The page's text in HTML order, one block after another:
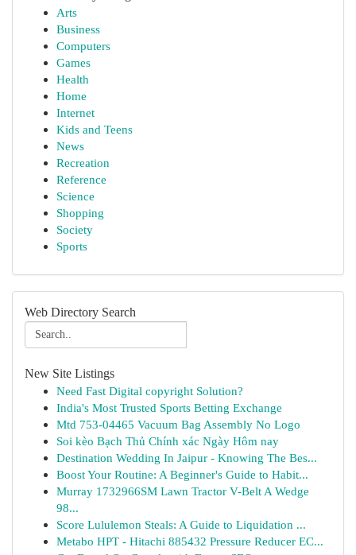
Arts
Business
Computers
Games
Health
Home
Internet
Kids and Teens
News
Recreation
Reference
Science
Shopping
Society
Sports
Web Directory Search
New Site Listings
Need Fast Digital copyright Solution?
India's Most Trusted Sports Betting Exchange
Mtd 753-04465 Vacuum Bag Assembly No Logo
Soi kèo Bạch Thủ Chính xác Ngày Hôm nay
Destination Wedding In Jaipur - Knowing The Bes...
Boost Your Routine: A Beginner's Guide to Habit...
Murray 1732966SM Lawn Tractor V-Belt A Wedge
98...
Score Lululemon Steals: A Guide to Liquidation ...
Metabo HPT - Hitachi 885432 Pressure Reducer EC...